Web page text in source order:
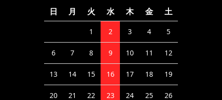
日
月 火 水 木 金 土
1 2 3 4 5
6 7 8 9 10 11 12
13 14 15 16 17 18 19
20 21 22 23 24 25 26